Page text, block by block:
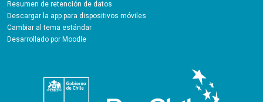
Resumen de retención de datos
Descargar la app para dispositivos móviles
Cambiar al tema estándar
Desarrollado por Moodle